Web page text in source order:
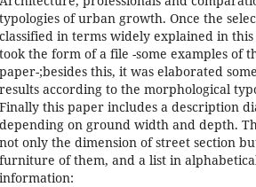
typologies of urban growth. Once the
classified in terms widely explained in
took the form of a file -some examples of
paper-;besides this, it was elaborated
results according to the morphological
Finally this paper includes a description
depending on ground width and depth.
not only the dimension of street section
furniture of them, and a list in
information: